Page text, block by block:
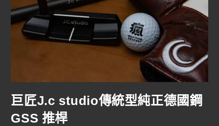
巨匠J.c studio傳統型純正德國鋼
GSS 推桿